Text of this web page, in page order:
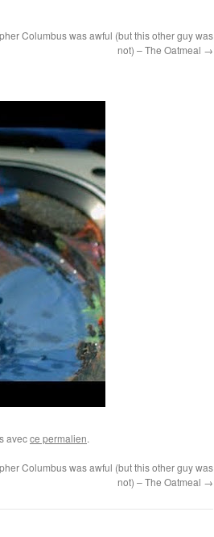
Columbus was awful (but this other guy was
not) – The Oatmeal →
avecce permalien.
Columbus was awful (but this other guy was
not) – The Oatmeal →